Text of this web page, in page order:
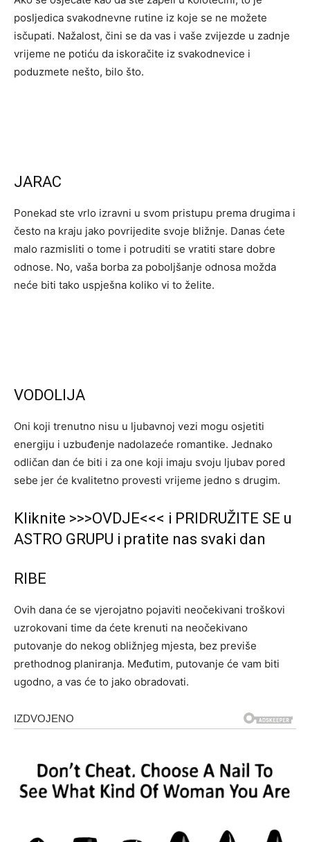
posljedica svakodnevne rutine iz koje se ne možete
isčupati. Nažalost, čini se da vas i vaše zvijezde u zadnje
vrijeme ne potiću da iskoračite iz svakodnevice i
poduzmete nešto, bilo što.
JARAC
Ponekad ste vrlo izravni u svom pristupu prema drugima i
često na kraju jako povrijedite svoje bližnje. Danas ćete
malo razmisliti o tome i potruditi se vratiti stare dobre
odnose. No, vaša borba za poboljšanje odnosa možda
neće biti tako uspješna koliko vi to želite.
VODOLIJA
Oni koji trenutno nisu u ljubavnoj vezi mogu osjetiti
energiju i uzbuđenje nadolazeće romantike. Jednako
odličan dan će biti i za one koji imaju svoju ljubav pored
sebe jer će kvalitetno provesti vrijeme jedno s drugim.
Kliknite >>>OVDJE<<< i PRIDRUŽITE SE u
ASTRO GRUPU i pratite nas svaki dan
RIBE
Ovih dana će se vjerojatno pojaviti neočekivani troškovi
uzrokovani time da ćete krenuti na neočekivano
putovanje do nekog obližnjeg mjesta, bez previše
prethodnog planiranja. Međutim, putovanje će vam biti
ugodno, a vas će to jako obradovati.